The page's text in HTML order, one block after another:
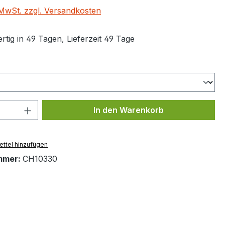
zzgl. Versandkosten
in 49 Tagen, Lieferzeit 49 Tage
Anzahl: Gib den gewünschten Wert
In den Warenkorb
hinzufügen
CH10330